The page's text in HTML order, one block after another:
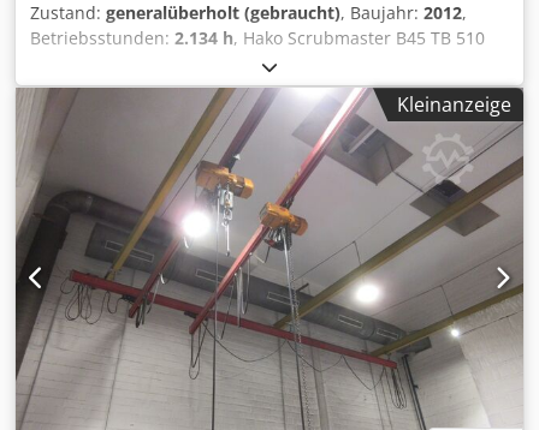
Zustand: generalüberholt (gebraucht), Baujahr: 2012,
Betriebsstunden: 2.134 h, Hako Scrubmaster B45 TB 510
Generalüberholte Scheuersaugmaschine mit neuen
Batterien, neuer Saugturbine u.v.m - mit 6 Monaten
Garantie und neuer DGUV V3 Prüfung samt Prüfprotokoll.
Arbeitsbreite o. Saugfuß: 51 cm Arbeitsbreite m. Saugfuß:
86 cm Flächenleistung max.: 2000 qm/h Frischwassertank:
45 L Schutzwassertank: 45 L Antriebsart: Elektro 24V
Batterie: 2 x 12V 85Ah GEL-Batterie Verbaute Neuteile /
durchgeführte Reparaturen: - Saugmotor 24V 400W neu - 2
x 12V 85Ah GEL-Batterie neu - Bürstendeck /
Bürstenmotoren generalüberholt inkl. neuer Kugellager,
Kohlebürsten und Stoßleiste - Alle Schläuche neu -
Tellerbürsten neu Dkodpfou Sr U Nox Apasr - Stützräder
neu - Sauglippen neu - Frischwasserfilter neu Darüber
hinaus bieten wir: Service, Reparatur und Vertrieb für alle
gängigen Hako-Modelle.
Kleinanzeige